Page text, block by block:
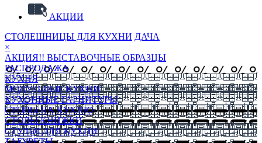
АКЦИИ
СТОЛЕШНИЦЫ ДЛЯ КУХНИ ДАЧА
×
АКЦИЯ!! ВЫСТАВОЧНЫЕ ОБРАЗЦЫ
РАСПРОДАЖА
КУХНЯ
МОДУЛЬНЫЕ КУХНИ
КУХОННЫЕ ГАРНИТУРЫ
СТОЛЫ НА КУХНЮ
СТОЛЫ КНИЖКИ
СТУЛЬЯ ДЛЯ КУХНИ